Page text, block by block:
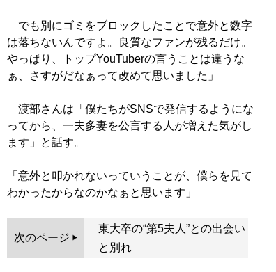
でも別にゴミをブロックしたことで意外と数字
は落ちないんですよ。良質なファンが残るだけ。
やっぱり、トップYouTuberの言うことは違うな
ぁ、さすがだなぁって改めて思いました」
渡部さんは「僕たちがSNSで発信するようにな
ってから、一夫多妻を公言する人が増えた気がし
ます」と話す。
「意外と叩かれないっていうことが、僕らを見て
わかったからなのかなぁと思います」
次のページ
東大卒の“第5夫人”との出会い
と別れ